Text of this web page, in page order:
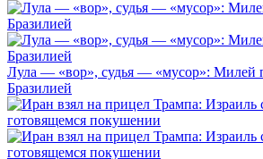
Лула — «вор», судья — «мусор»: Милей
Бразилией